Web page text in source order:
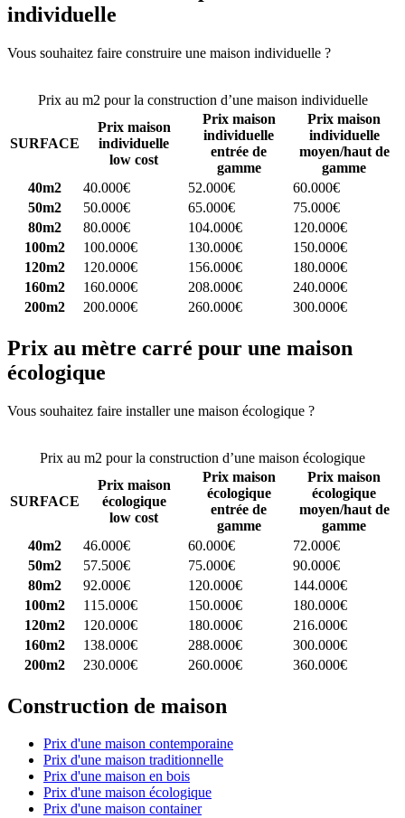
individuelle
Vous souhaitez faire construire une maison individuelle ?
Prix au m2 pour la construction d’une maison individuelle
SURFACE
Prix maison
individuelle
low cost
Prix maison
individuelle
entrée de
gamme
Prix maison
individuelle
moyen/haut de
gamme
40m2
40.000€ 52.000€
60.000€
50m2
50.000€ 65.000€
75.000€
80m2
80.000€ 104.000€
120.000€
100m2
100.000€ 130.000€
150.000€
120m2
120.000€ 156.000€
180.000€
160m2
160.000€ 208.000€
240.000€
200m2
200.000€ 260.000€ 300.000€
Prix au mètre carré pour une maison
écologique
Vous souhaitez faire installer une maison écologique ?
Prix au m2 pour la construction d’une maison écologique
SURFACE
Prix maison
écologique
low cost
Prix maison
écologique
entrée de
gamme
Prix maison
écologique
moyen/haut de
gamme
40m2
46.000€ 60.000€
72.000€
50m2
57.500€ 75.000€
90.000€
80m2
92.000€ 120.000€
144.000€
100m2
115.000€ 150.000€
180.000€
120m2
120.000€ 180.000€
216.000€
160m2
138.000€ 288.000€
300.000€
200m2
230.000€ 260.000€ 360.000€
Construction de maison
Prix d'une maison contemporaine
Prix d'une maison traditionnelle
Prix d'une maison en bois
Prix d'une maison écologique
Prix d'une maison container